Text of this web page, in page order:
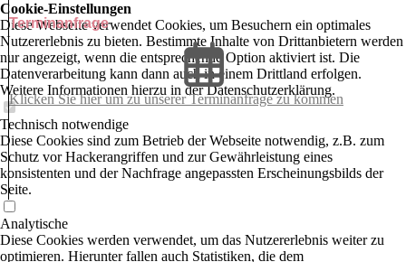
Terminanfrage
Klicken Sie hier um zu unserer Terminanfrage zu kommen
Cookie-Einstellungen
Diese Webseite verwendet Cookies, um Besuchern ein optimales
Nutzererlebnis zu bieten. Bestimmte Inhalte von Drittanbietern werden
nur angezeigt, wenn die entsprechende Option aktiviert ist. Die
Datenverarbeitung kann dann auch in einem Drittland erfolgen.
Weitere Informationen hierzu in der Datenschutzerklärung.
Technisch notwendige
Diese Cookies sind zum Betrieb der Webseite notwendig, z.B. zum
Schutz vor Hackerangriffen und zur Gewährleistung eines
konsistenten und der Nachfrage angepassten Erscheinungsbilds der
Seite.
Analytische
Diese Cookies werden verwendet, um das Nutzererlebnis weiter zu
optimieren. Hierunter fallen auch Statistiken, die dem